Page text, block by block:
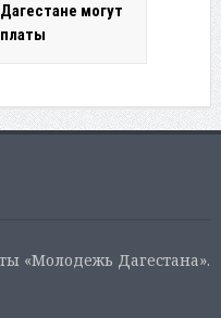
могут
«Молодежь Дагестана».